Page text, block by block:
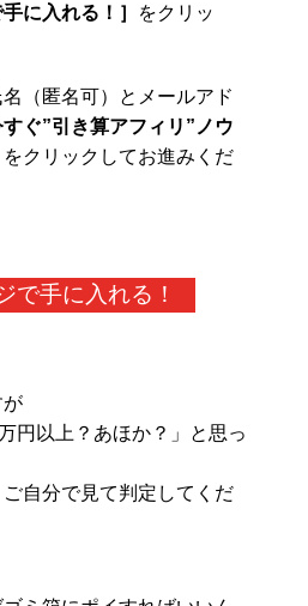
に入れる！］
をクリッ
（匿名可）とメールアド
すぐ”引き算アフィリ”ノウ
をクリックしてお進みくだ
で手に入れる！
が
円以上？あほか？」と思っ
自分で見て判定してくだ